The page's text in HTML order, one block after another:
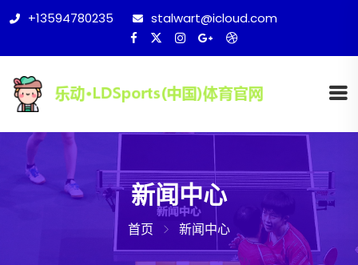
+13594780235 stalwart@icloud.com
新闻中心
首页 新闻中心